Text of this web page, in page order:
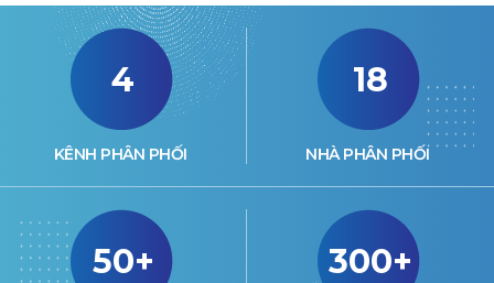
4
KÊNH PHÂN PHỐI
18
NHÀ PHÂN PHỐI
50+ 300+